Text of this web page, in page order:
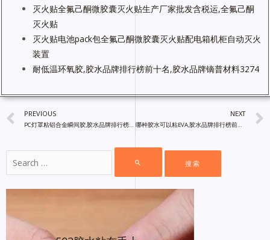
灭火贴全氟己酮微胶囊灭火贴生产厂家批发含税运,全氟己酮
灭火贴
灭火贴电池pack包全氟己酮微胶囊灭火贴配电箱机柜自动灭火
装置
耐低温环氧胶,胶水品牌排行榜前十名,胶水品牌镝普材料3274
PREVIOUS
PC灯罩粘铝合金瞬间胶,胶水品牌排行榜前十名,汽车转向灯用胶案例
NEXT
哪种胶水可以粘EVA,胶水品牌排行榜前十名,胶粘剂厂家直销